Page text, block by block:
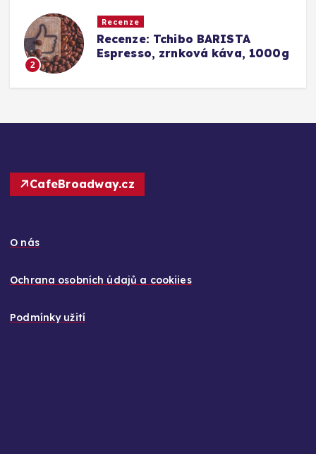
Recenze
Recenze: Tchibo BARISTA
Espresso, zrnková káva, 1000g
CafeBroadway.cz
O nás
Ochrana osobních údajů a cookiies
Podmínky užití